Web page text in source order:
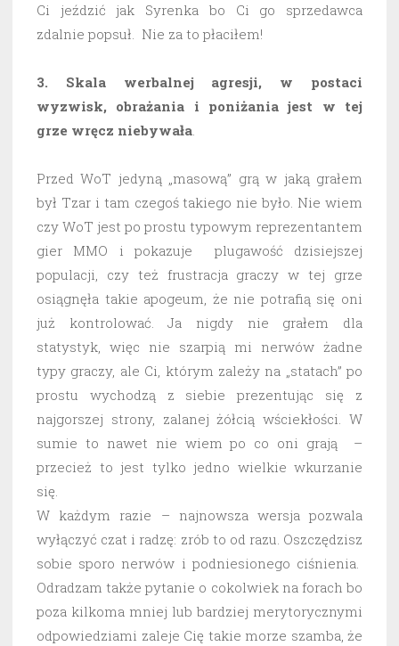
Ci jeździć jak Syrenka bo Ci go sprzedawca
zdalnie popsuł. Nie za to płaciłem!
3. Skala werbalnej agresji, w postaci
wyzwisk, obrażania i poniżania jest w tej
grze wręcz niebywała.
Przed WoT jedyną „masową” grą w jaką grałem
był Tzar i tam czegoś takiego nie było. Nie wiem
czy WoT jest po prostu typowym reprezentantem
gier MMO i pokazuje plugawość dzisiejszej
populacji, czy też frustracja graczy w tej grze
osiągnęła takie apogeum, że nie potrafią się oni
już kontrolować. Ja nigdy nie grałem dla
statystyk, więc nie szarpią mi nerwów żadne
typy graczy, ale Ci, którym zależy na „statach” po
prostu wychodzą z siebie prezentując się z
najgorszej strony, zalanej żółcią wściekłości. W
sumie to nawet nie wiem po co oni grają –
przecież to jest tylko jedno wielkie wkurzanie
się.
W każdym razie – najnowsza wersja pozwala
wyłączyć czat i radzę: zrób to od razu. Oszczędzisz
sobie sporo nerwów i podniesionego ciśnienia.
Odradzam także pytanie o cokolwiek na forach bo
poza kilkoma mniej lub bardziej merytorycznymi
odpowiedziami zaleje Cię takie morze szamba, że